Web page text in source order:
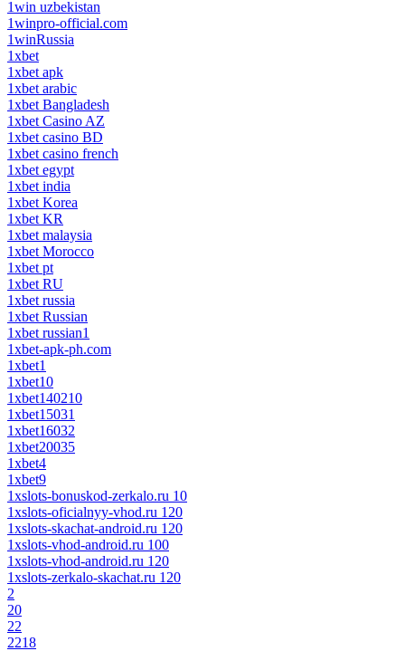
1win uzbekistan
1winpro-official.com
1winRussia
1xbet
1xbet apk
1xbet arabic
1xbet Bangladesh
1xbet Casino AZ
1xbet casino BD
1xbet casino french
1xbet egypt
1xbet india
1xbet Korea
1xbet KR
1xbet malaysia
1xbet Morocco
1xbet pt
1xbet RU
1xbet russia
1xbet Russian
1xbet russian1
1xbet-apk-ph.com
1xbet1
1xbet10
1xbet140210
1xbet15031
1xbet16032
1xbet20035
1xbet4
1xbet9
1xslots-bonuskod-zerkalo.ru 10
1xslots-oficialnyy-vhod.ru 120
1xslots-skachat-android.ru 120
1xslots-vhod-android.ru 100
1xslots-vhod-android.ru 120
1xslots-zerkalo-skachat.ru 120
2
20
22
2218